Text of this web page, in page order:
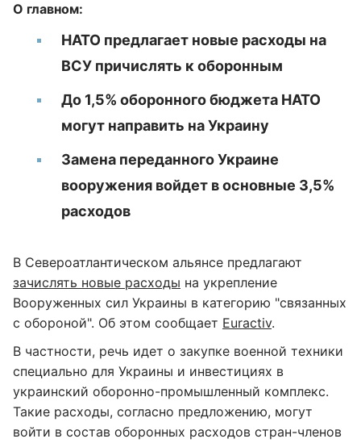
О главном:
НАТО предлагает новые расходы на
ВСУ причислять к оборонным
До 1,5% оборонного бюджета НАТО
могут направить на Украину
Замена переданного Украине
вооружения войдет в основные 3,5%
расходов
В Североатлантическом альянсе предлагают
зачислять новые расходы на укрепление
Вооруженных сил Украины в категорию "связанных
с обороной". Об этом сообщает Euractiv.
В частности, речь идет о закупке военной техники
специально для Украины и инвестициях в
украинский оборонно-промышленный комплекс.
Такие расходы, согласно предложению, могут
войти в состав оборонных расходов стран-членов